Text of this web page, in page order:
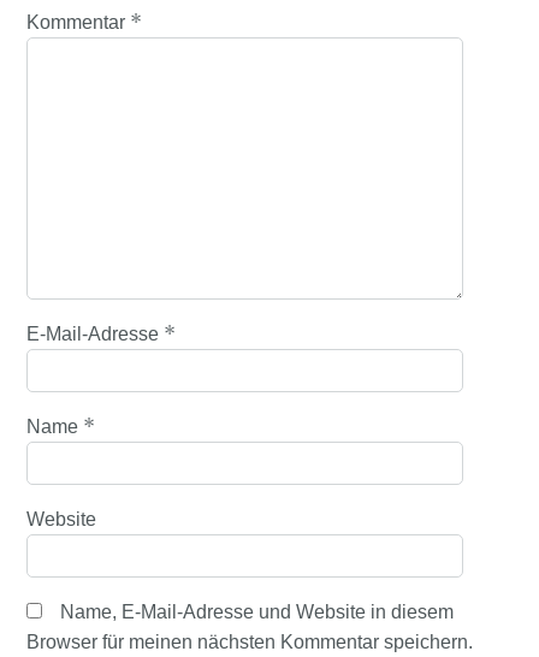
Kommentar *
E-Mail-Adresse *
Name *
Website
Name, E-Mail-Adresse und Website in diesem
Browser für meinen nächsten Kommentar speichern.